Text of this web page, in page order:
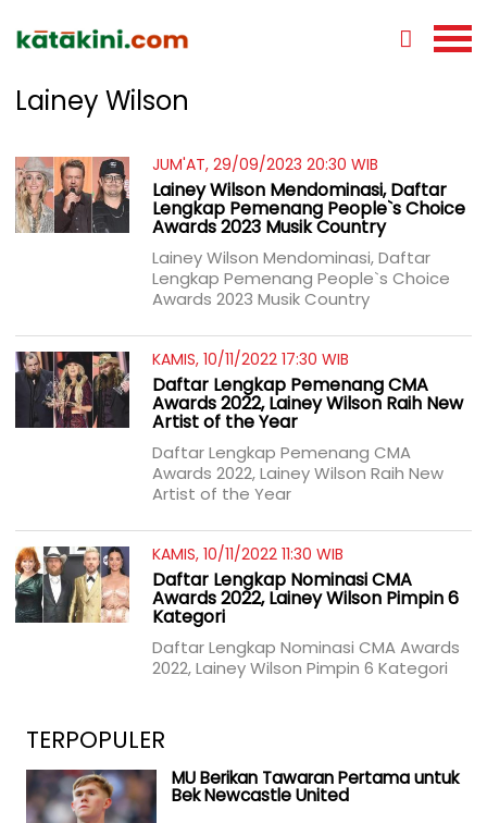
Lainey Wilson
JUM'AT, 29/09/2023 20:30 WIB
Lainey Wilson Mendominasi, Daftar
Lengkap Pemenang People`s Choice
Awards 2023 Musik Country
Lainey Wilson Mendominasi, Daftar
Lengkap Pemenang People`s Choice
Awards 2023 Musik Country
KAMIS, 10/11/2022 17:30 WIB
Daftar Lengkap Pemenang CMA
Awards 2022, Lainey Wilson Raih New
Artist of the Year
Daftar Lengkap Pemenang CMA
Awards 2022, Lainey Wilson Raih New
Artist of the Year
KAMIS, 10/11/2022 11:30 WIB
Daftar Lengkap Nominasi CMA
Awards 2022, Lainey Wilson Pimpin 6
Kategori
Daftar Lengkap Nominasi CMA Awards
2022, Lainey Wilson Pimpin 6 Kategori
TERPOPULER
MU Berikan Tawaran Pertama untuk
Bek Newcastle United